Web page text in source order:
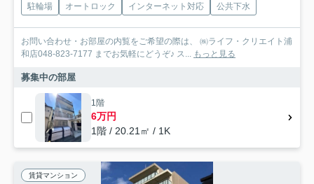
駐輪場 オートロック インターネット対応 公共下水
お問い合わせ・お部屋の内覧をご希望の際は、 ㈱ライフ・クリエイト浦
和店048-823-7177 までお気軽にどうぞ♪ ス... もっと見る
募集中の部屋
1階
6万円
1階 / 20.21㎡ / 1K
賃貸マンション